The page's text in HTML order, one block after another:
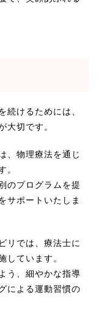
続けるためには、
大切です。
、物理療法を通じ
。
のプログラムを提
サポートいたしま
リでは、療法士に
しています。
う、細やかな指導
による運動習慣の